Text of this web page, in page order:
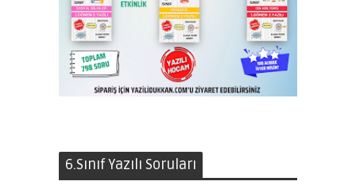
6.Sınıf Yazılı Soruları